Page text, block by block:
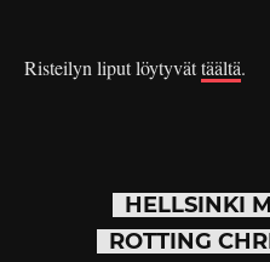
Risteilyn liput löytyvättäältä.
HELLSINKI
ROTTING